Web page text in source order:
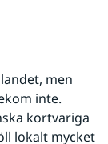
men
inte.
kortvariga
lokalt mycket